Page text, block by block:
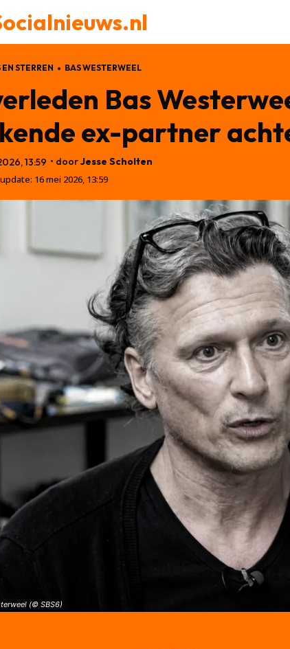
EN STERREN BAS WESTERWEEL
Bas
ex-partner
13:59 • doorJesse Scholten
16 mei 2026, 13:59
(© SBS6)